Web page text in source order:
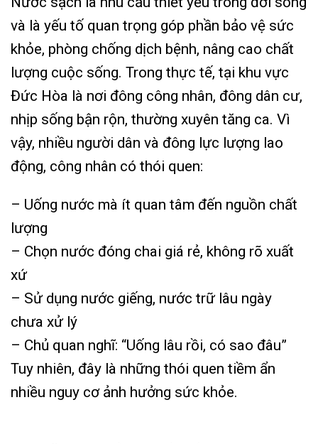
và là yếu tố quan trọng góp phần bảo vệ sức
khỏe, phòng chống dịch bệnh, nâng cao chất
lượng cuộc sống. Trong thực tế, tại khu vực
Đức Hòa là nơi đông công nhân, đông dân cư,
nhịp sống bận rộn, thường xuyên tăng ca. Vì
vậy, nhiều người dân và đông lực lượng lao
động, công nhân có thói quen:
– Uống nước mà ít quan tâm đến nguồn chất
lượng
– Chọn nước đóng chai giá rẻ, không rõ xuất
xứ
– Sử dụng nước giếng, nước trữ lâu ngày
chưa xử lý
– Chủ quan nghĩ: “Uống lâu rồi, có sao đâu”
Tuy nhiên, đây là những thói quen tiềm ẩn
nhiều nguy cơ ảnh hưởng sức khỏe.